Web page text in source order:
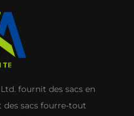
fournit des sacs en
des sacs fourre-tout